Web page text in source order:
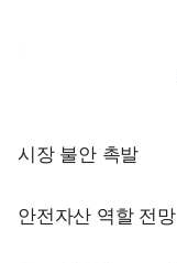
시장 불안 촉발
안전자산 역할 전망